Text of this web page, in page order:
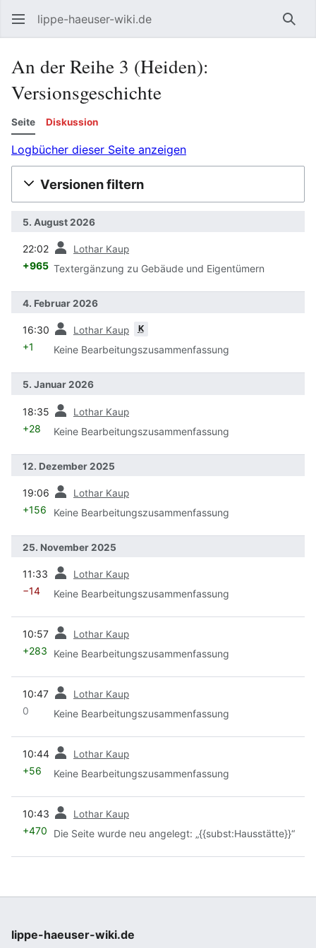
lippe-haeuser-wiki.de
An der Reihe 3 (Heiden):
Versionsgeschichte
Seite Diskussion
Logbücher dieser Seite anzeigen
Versionen filtern
5. August 2026
22:02 Lothar Kaup
+965 Textergänzung zu Gebäude und Eigentümern
4. Februar 2026
16:30 Lothar Kaup K
+1 Keine Bearbeitungszusammenfassung
5. Januar 2026
18:35 Lothar Kaup
+28 Keine Bearbeitungszusammenfassung
12. Dezember 2025
19:06 Lothar Kaup
+156 Keine Bearbeitungszusammenfassung
25. November 2025
11:33 Lothar Kaup
−14 Keine Bearbeitungszusammenfassung
10:57 Lothar Kaup
+283 Keine Bearbeitungszusammenfassung
10:47 Lothar Kaup
0 Keine Bearbeitungszusammenfassung
10:44 Lothar Kaup
+56 Keine Bearbeitungszusammenfassung
10:43 Lothar Kaup
+470 Die Seite wurde neu angelegt: „{{subst:Hausstätte}}“
lippe-haeuser-wiki.de